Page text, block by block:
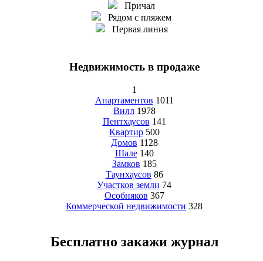
Причал
Рядом с пляжем
Первая линия
Недвижимость в продаже
1
Апартаментов 1011
Вилл 1978
Пентхаусов 141
Квартир 500
Домов 1128
Шале 140
Замков 185
Таунхаусов 86
Участков земли 74
Особняков 367
Коммерческой недвижимости 328
Бесплатно закажи журнал